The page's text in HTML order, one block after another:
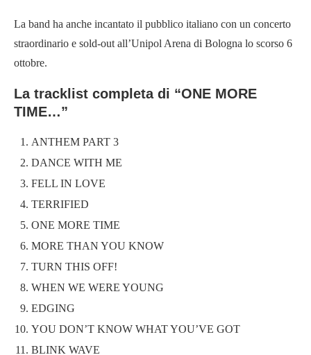
La band ha anche incantato il pubblico italiano con un concerto
straordinario e sold-out all’Unipol Arena di Bologna lo scorso 6
ottobre.
La tracklist completa di “ONE MORE
TIME…”
ANTHEM PART 3
DANCE WITH ME
FELL IN LOVE
TERRIFIED
ONE MORE TIME
MORE THAN YOU KNOW
TURN THIS OFF!
WHEN WE WERE YOUNG
EDGING
YOU DON’T KNOW WHAT YOU’VE GOT
BLINK WAVE